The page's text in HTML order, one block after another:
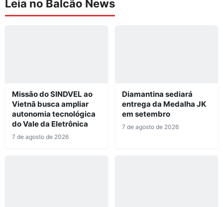
Leia no Balcão News
Missão do SINDVEL ao
Vietnã busca ampliar
autonomia tecnológica
do Vale da Eletrônica
7 de agosto de 2026
Diamantina sediará
entrega da Medalha JK
em setembro
7 de agosto de 2026